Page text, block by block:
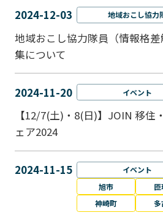
2024-12-03 地域おこし協力
地域おこし協力隊員（情報格
集について
2024-11-20 イベント
【12/7(土)・8(日)】JOIN 移住
ェア2024
2024-11-15 イベント
旭市
神崎町
多